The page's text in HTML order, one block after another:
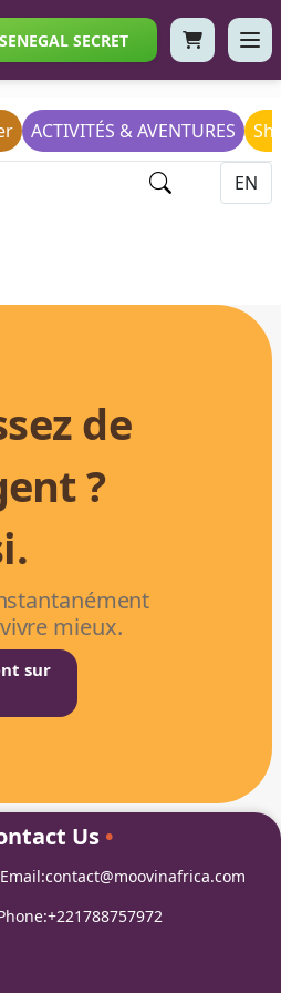
SENEGAL SECRET
ACTIVITÉS & AVENTURES
de
?
mieux.
sur
Us •
Email:contact@moovinafrica.com
+221788757972